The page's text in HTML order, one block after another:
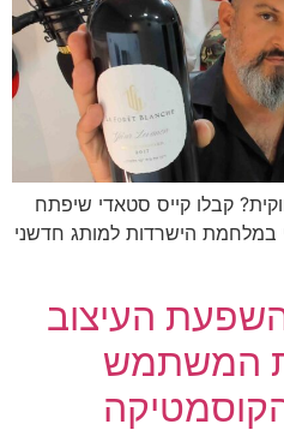
קבלו קייס סטאדי שיפתח
במלחמת הישרדות למותג חדשני
העיצוב
המשתמש